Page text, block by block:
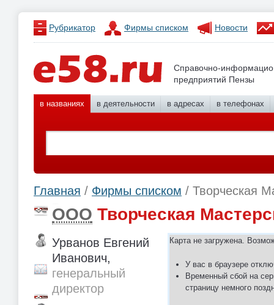
Рубрикатор Фирмы списком Новости
Справочно-
предприятий Пензы
в названиях в деятельности в адресах в телефонах
Главная / Фирмы списком / Творческая
ООО Творческая
Карта не загружена.
У вас в браузере
Временный сбой на
страницу немного
Урванов Евгений
Иванович,
генеральный
директор